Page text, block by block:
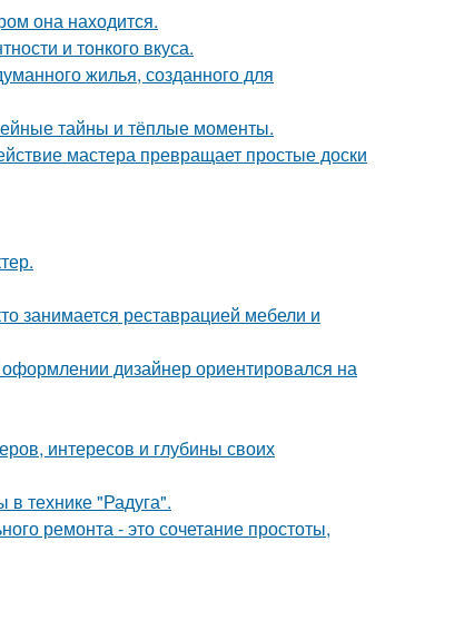
она находится.
и тонкого вкуса.
жилья, созданного для
тайны и тёплые моменты.
мастера превращает простые доски
занимается реставрацией мебели и
дизайнер ориентировался на
интересов и глубины своих
в технике "Радуга".
ремонта - это сочетание простоты,